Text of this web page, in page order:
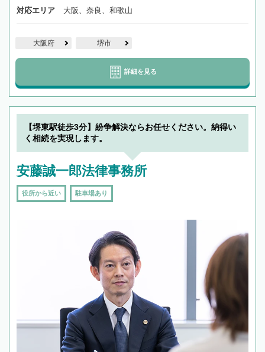
対応エリア 大阪、奈良、和歌山
大阪府 堺市
詳細を見る
【堺東駅徒歩3分】紛争解決ならお任せください。納得い
く相続を実現します。
安藤誠一郎法律事務所
役所から近い 駐車場あり